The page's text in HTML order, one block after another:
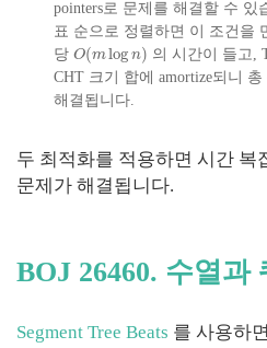
pointers로 문제를 해결할 수 있
표 순으로 정렬하면 이 조건을
당 O(mlog n) 의 시간이 들고,
CHT 크기 합에 amortize되니 총
해결됩니다.
두 최적화를 적용하면 시간 복
문제가 해결됩니다.
BOJ 26460. 수열과
Segment Tree Beats 를 사용하